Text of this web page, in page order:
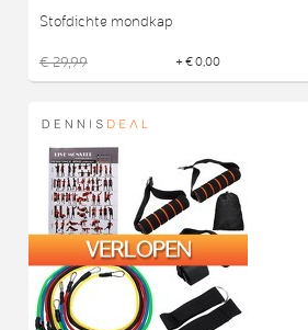
Stofdichte mondkap
€ 29,99 + € 0,00